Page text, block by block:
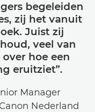
begeleiden
zij het vanuit
Juist zij
veel van
hoe een
eruitziet”.
Manager
Nederland